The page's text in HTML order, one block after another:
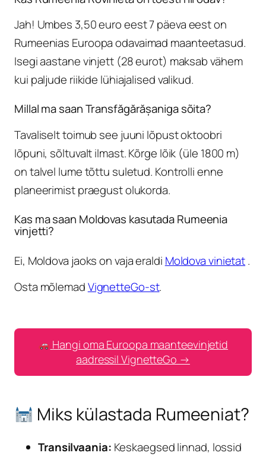
Jah! Umbes 3,50 euro eest 7 päeva eest on
Rumeenias Euroopa odavaimad maanteetasud.
Isegi aastane vinjett (28 eurot) maksab vähem
kui paljude riikide lühiajalised valikud.
Millal ma saan Transfăgărășaniga sõita?
Tavaliselt toimub see juuni lõpust oktoobri
lõpuni, sõltuvalt ilmast. Kõrge lõik (üle 1800 m)
on talvel lume tõttu suletud. Kontrolli enne
planeerimist praegust olukorda.
Kas ma saan Moldovas kasutada Rumeenia
vinjetti?
Ei, Moldova jaoks on vaja eraldi Moldova vinietat.
Osta mõlemadVignetteGo-st.
Hangi oma Euroopa maanteevinjetid
aadressil VignetteGo →
Miks külastada Rumeeniat?
Transilvaania: Keskaegsed linnad, lossid